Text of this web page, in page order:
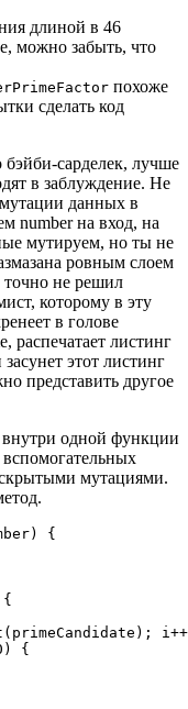
длиной в 46
можно забыть, что
похоже
сделать код
бэйби-сарделек, лучше
в заблуждение. Не
данных в
number на вход, на
мутируем, но ты не
ровным слоем
не решил
которому в эту
в голове
распечатает листинг
этот листинг
представить другое
одной функции
мутациями.
{
{